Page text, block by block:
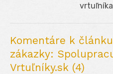
Komentáre k
zákazky:
Vrtuľníky.sk (4)